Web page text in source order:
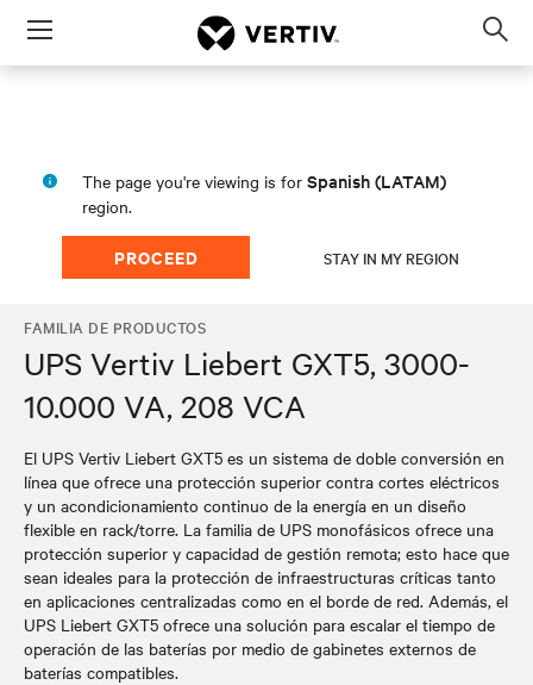
Menu
The page you're viewing is for Spanish (LATAM)
region.
PROCEED STAY IN MY REGION
FAMILIA DE PRODUCTOS
UPS Vertiv Liebert GXT5, 3000-
10.000 VA, 208 VCA
El UPS Vertiv Liebert GXT5 es un sistema de doble conversión en
línea que ofrece una protección superior contra cortes eléctricos
y un acondicionamiento continuo de la energía en un diseño
flexible en rack/torre. La familia de UPS monofásicos ofrece una
protección superior y capacidad de gestión remota; esto hace que
sean ideales para la protección de infraestructuras críticas tanto
en aplicaciones centralizadas como en el borde de red. Además, el
UPS Liebert GXT5 ofrece una solución para escalar el tiempo de
operación de las baterías por medio de gabinetes externos de
baterías compatibles.